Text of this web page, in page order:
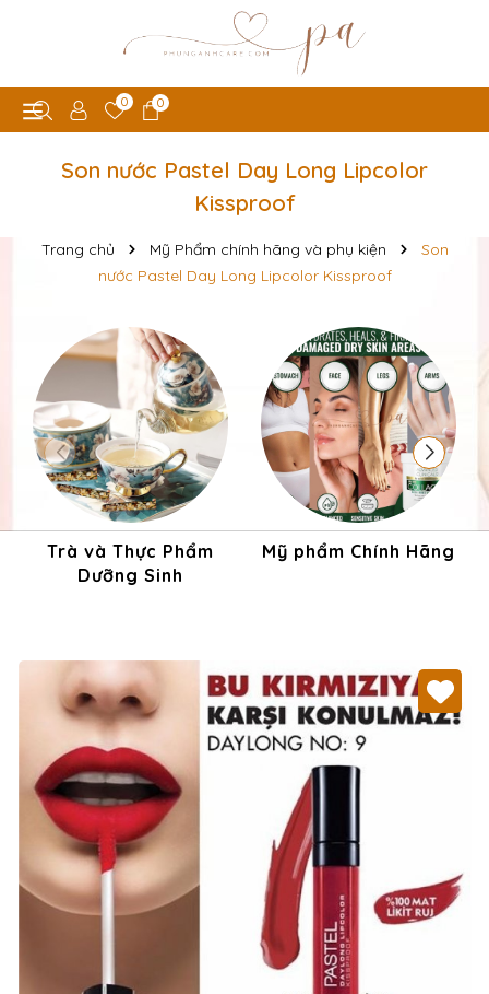
0 0
Son nước Pastel Day Long Lipcolor
Kissproof
Trang chủ Mỹ Phẩm chính hãng và phụ kiện
Son
nước Pastel Day Long Lipcolor Kissproof
Trà và Thực Phẩm
Dưỡng Sinh
Mỹ phẩm Chính Hãng